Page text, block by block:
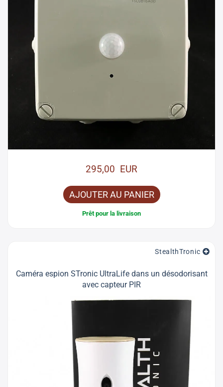
295,00 EUR
AJOUTER AU PANIER
Prêt pour la livraison
StealthTronic
Caméra espion STronic UltraLife dans un désodorisant
avec capteur PIR